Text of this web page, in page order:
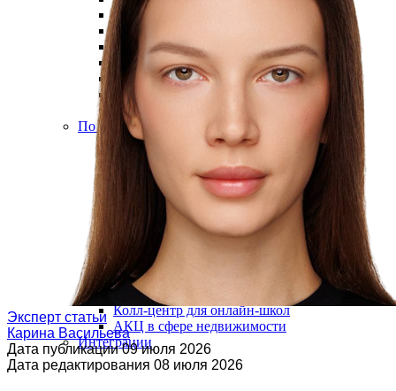
Транкрибация звонков
Суфлирование
Отчёты
Скрипты
Управление командой
Гостевой доступ
Быстрый запуск
По отраслям
Для HR и рекрутмента
Колл-центр для юристов
Колл-центр для онлайн-школ
АКЦ в сфере недвижимости
Интеграции
Эксперт статьи
Карина Васильева
Дата публикации 09 июля 2026
Дата редактирования 08 июля 2026